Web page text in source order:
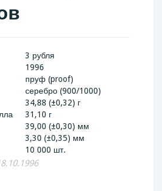
3 рубля
1996
пруф (proof)
серебро (900/1000)
34,88 (±0,32) г
31,10 г
39,00 (±0,30) мм
3,30 (±0,35) мм
10 000 шт.